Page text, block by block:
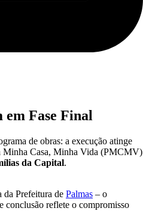
Fase Final
de obras: a execução atinge
Minha Casa, Minha Vida (PMCMV)
da Capital.
da Prefeitura de Palmas – o
conclusão reflete o compromisso